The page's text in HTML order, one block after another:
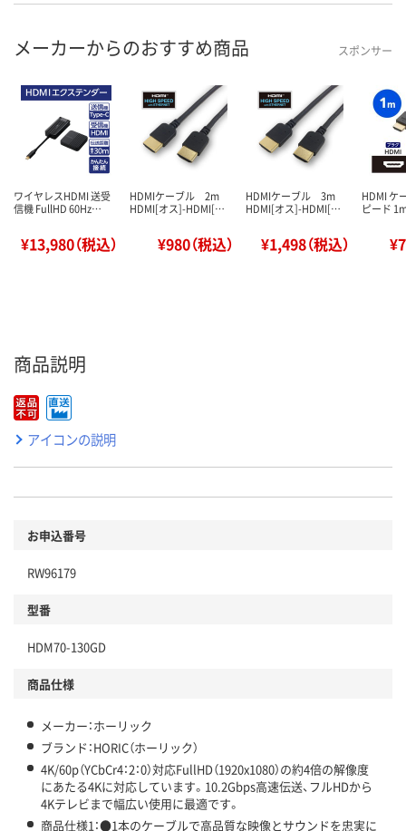
メーカーからのおすすめ商品 スポンサー
ワイヤレスHDMI 送受
信機 FullHD 60Hz…
¥13,980（税込）
HDMIケーブル 2m
HDMI[オス]-HDMI[…
¥980（税込）
HDMIケーブル 3m
HDMI[オス]-HDMI[…
¥1,498（税込）
HDMI ケ
ピード
商品説明
アイコンの説明
お申込番号
RW96179
型番
HDM70-130GD
商品仕様
メーカー：ホーリック
ブランド：HORIC（ホーリック）
4K/60p（YCbCr4：2：0）対応FullHD（1920x1080）の約4倍の解像度
にあたる4Kに対応しています。10.2Gbps高速伝送、フルHDから
4Kテレビまで幅広い使用に最適です。
商品仕様1：●1本のケーブルで高品質な映像とサウンドを忠実に